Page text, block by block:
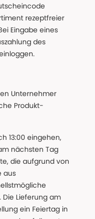
rezeptfreier
Eingabe eines
des
Unternehmer
Produkt-
13:00 eingehen,
nächsten Tag
die aufgrund von
aus
Lieferung am
ein Feiertag in